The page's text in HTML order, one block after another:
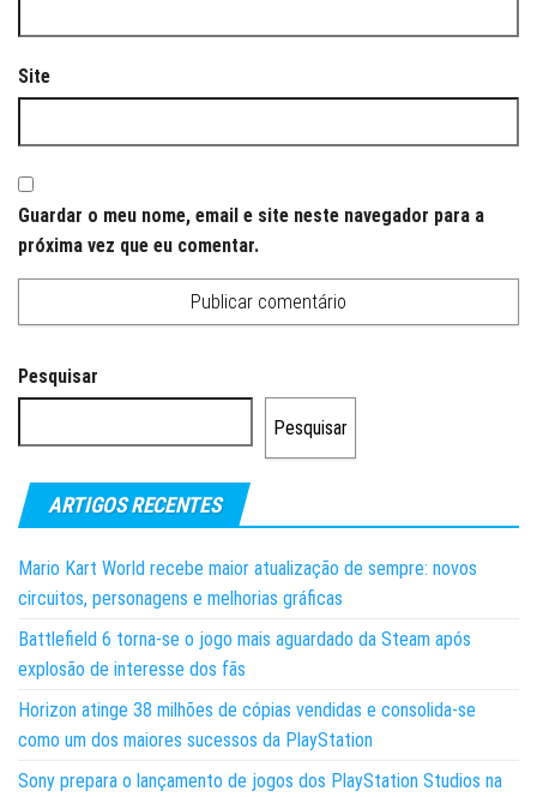
Site
Guardar o meu nome, email e site neste navegador para a
próxima vez que eu comentar.
Pesquisar
Pesquisar
ARTIGOS RECENTES
Mario Kart World recebe maior atualização de sempre: novos
circuitos, personagens e melhorias gráficas
Battlefield 6 torna-se o jogo mais aguardado da Steam após
explosão de interesse dos fãs
Horizon atinge 38 milhões de cópias vendidas e consolida-se
como um dos maiores sucessos da PlayStation
Sony prepara o lançamento de jogos dos PlayStation Studios na